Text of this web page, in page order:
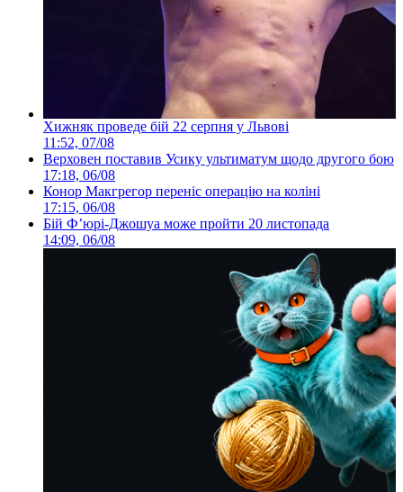
Хижняк проведе бій 22 серпня у Львові
11:52, 07/08
Верховен поставив Усику ультиматум щодо другого бою
17:18, 06/08
Конор Макгрегор переніс операцію на коліні
17:15, 06/08
Бій Ф’юрі-Джошуа може пройти 20 листопада
14:09, 06/08